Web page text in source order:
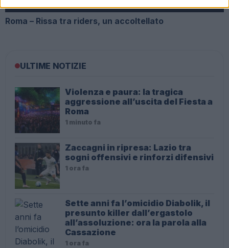
Roma – Rissa tra riders, un accoltellato
ULTIME NOTIZIE
Violenza e paura: la tragica
aggressione all’uscita del Fiesta a
Roma
1 minuto fa
Zaccagni in ripresa: Lazio tra
sogni offensivi e rinforzi difensivi
1 ora fa
Sette anni fa l’omicidio Diabolik, il
presunto killer dall’ergastolo
all’assoluzione: ora la parola alla
Cassazione
1 ora fa